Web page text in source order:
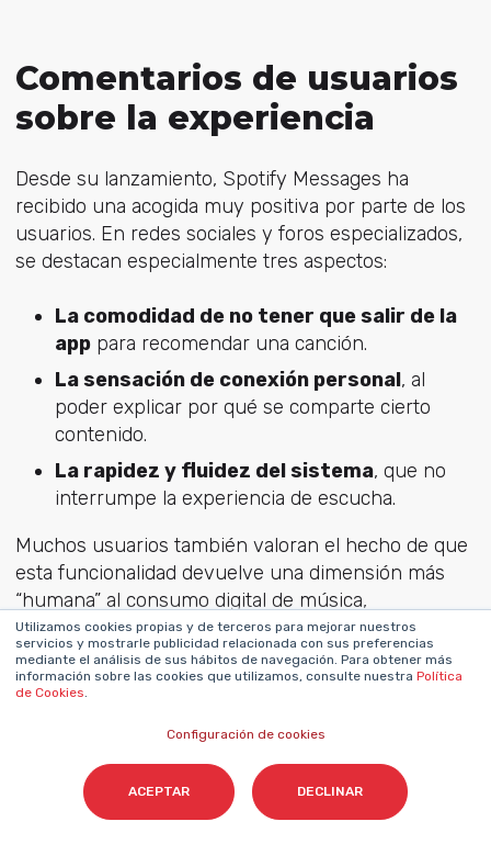
Utilizamos cookies propias y de terceros para mejorar nuestros
servicios y mostrarle publicidad relacionada con sus preferencias
mediante el análisis de sus hábitos de navegación. Para obtener más
información sobre las cookies que utilizamos, consulte nuestra Política
de Cookies.
Configuración de cookies
ACEPTAR DECLINAR
Comentarios de usuarios
sobre la experiencia
Desde su lanzamiento, Spotify Messages ha
recibido una acogida muy positiva por parte de los
usuarios. En redes sociales y foros especializados,
se destacan especialmente tres aspectos:
La comodidad de no tener que salir de la
apppara recomendar una canción.
La sensación de conexión personal, al
poder explicar por qué se comparte cierto
contenido.
La rapidez y fluidez del sistema, que no
interrumpe la experiencia de escucha.
Muchos usuarios también valoran el hecho de que
esta funcionalidad devuelve una dimensión más
“humana” al consumo digital de música,
acercándolo a una conversación real entre
personas, y no solo a una lista de recomendaciones
automáticas.
Análisis de expertos en